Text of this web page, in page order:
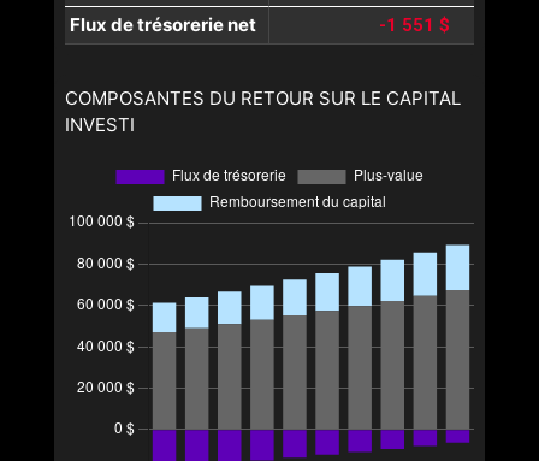
Flux de trésorerie net -1 551 $
COMPOSANTES DU RETOUR SUR LE CAPITAL
INVESTI